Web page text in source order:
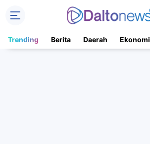
Trending Berita Daerah Ekonomi